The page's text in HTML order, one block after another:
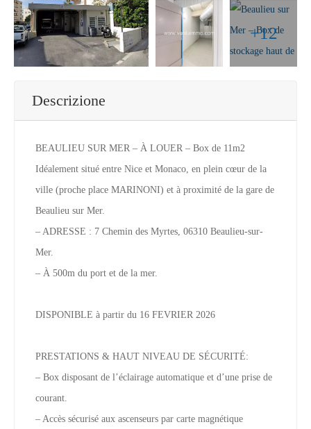
+12
Descrizione
BEAULIEU SUR MER – À LOUER – Box de 11m2
Idéalement situé entre Nice et Monaco, en plein cœur de la
ville (proche place MARINONI) et à proximité de la gare de
Beaulieu sur Mer.
– ADRESSE : 7 Chemin des Myrtes, 06310 Beaulieu-sur-
Mer.
– À 500m du port et de la mer.
DISPONIBLE à partir du 16 FEVRIER 2026
PRESTATIONS & HAUT NIVEAU DE SÉCURITÉ:
– Box disposant de l’éclairage automatique et d’une prise de
courant.
– Accès sécurisé aux ascenseurs par carte magnétique